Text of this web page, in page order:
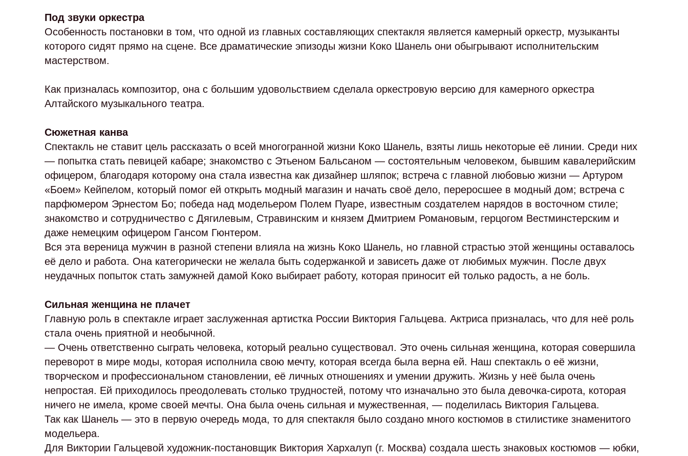
Под звуки оркестра
Особенность постановки в том, что одной из главных составляющих спектакля является камерный оркестр, музыканты
которого сидят прямо на сцене. Все драматические эпизоды жизни Коко Шанель они обыгрывают исполнительским
мастерством.
Как призналась композитор, она с большим удовольствием сделала оркестровую версию для камерного оркестра
Алтайского музыкального театра.
Сюжетная канва
Спектакль не ставит цель рассказать о всей многогранной жизни Коко Шанель, взяты лишь некоторые её линии. Среди них
— попытка стать певицей кабаре; знакомство с Этьеном Бальсаном — состоятельным человеком, бывшим кавалерийским
офицером, благодаря которому она стала известна как дизайнер шляпок; встреча с главной любовью жизни — Артуром
«Боем» Кейпелом, который помог ей открыть модный магазин и начать своё дело, переросшее в модный дом; встреча с
парфюмером Эрнестом Бо; победа над модельером Полем Пуаре, известным создателем нарядов в восточном стиле;
знакомство и сотрудничество с Дягилевым, Стравинским и князем Дмитрием Романовым, герцогом Вестминстерским и
даже немецким офицером Гансом Гюнтером.
Вся эта вереница мужчин в разной степени влияла на жизнь Коко Шанель, но главной страстью этой женщины оставалось
её дело и работа. Она категорически не желала быть содержанкой и зависеть даже от любимых мужчин. После двух
неудачных попыток стать замужней дамой Коко выбирает работу, которая приносит ей только радость, а не боль.
Сильная женщина не плачет
Главную роль в спектакле играет заслуженная артистка России Виктория Гальцева. Актриса призналась, что для неё роль
стала очень приятной и необычной.
— Очень ответственно сыграть человека, который реально существовал. Это очень сильная женщина, которая совершила
переворот в мире моды, которая исполнила свою мечту, которая всегда была верна ей. Наш спектакль о её жизни,
творческом и профессиональном становлении, её личных отношениях и умении дружить. Жизнь у неё была очень
непростая. Ей приходилось преодолевать столько трудностей, потому что изначально это была девочка-сирота, которая
ничего не имела, кроме своей мечты. Она была очень сильная и мужественная, — поделилась Виктория Гальцева.
Так как Шанель — это в первую очередь мода, то для спектакля было создано много костюмов в стилистике знаменитого
модельера.
Для Виктории Гальцевой художник-постановщик Виктория Хархалуп (г. Москва) создала шесть знаковых костюмов — юбки,